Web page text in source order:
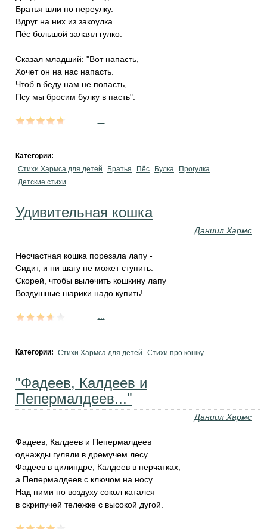
Братья шли по переулку.
Вдруг на них из закоулка
Пёс большой залаял гулко.
Сказал младший: "Вот напасть,
Хочет он на нас напасть.
Чтоб в беду нам не попасть,
Псу мы бросим булку в пасть".
Категории:
Стихи Хармса для детей
Братья Пёс Булка
Прогулка
Детские стихи
Удивительная кошка
Даниил Хармс
Несчастная кошка порезала лапу -
Сидит, и ни шагу не может ступить.
Скорей, чтобы вылечить кошкину лапу
Воздушные шарики надо купить!
Категории: Стихи Хармса для детей Стихи про кошку
"Фадеев, Калдеев и
Пепермалдеев..."
Даниил Хармс
Фадеев, Калдеев и Пепермалдеев
однажды гуляли в дремучем лесу.
Фадеев в цилиндре, Калдеев в перчатках,
а Пепермалдеев с ключом на носу.
Над ними по воздуху сокол катался
в скрипучей тележке с высокой дугой.